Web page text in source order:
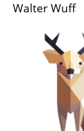
Walter Wuff